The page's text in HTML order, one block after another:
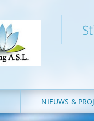
NIEUWS &